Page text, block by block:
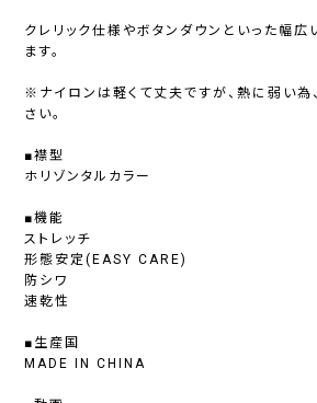
クレリック仕様やボタンダウンといった幅広
ます。
※ナイロンは軽くて丈夫ですが、熱に弱い為
さい。
■襟型
ホリゾンタルカラー
■機能
ストレッチ
形態安定(EASY CARE)
防シワ
速乾性
■生産国
MADE IN CHINA